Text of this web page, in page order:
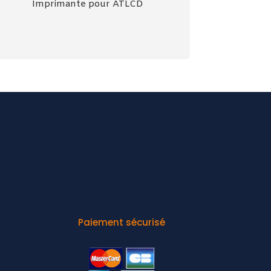
Imprimante pour ATLCD
Paiement sécurisé